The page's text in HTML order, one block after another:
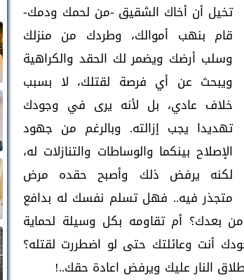
تخيل أن أخاك الشقيق -من لحمك ودمك-
قام بنهب أموالك، وطردك من منزلك
وسلب أرضك ويضمر لك الحقد والكراهية
ويبحث عن أي فرصة لقتلك، لا بسبب
خلاف عادي، بل لأنه يرى في وجودك
تهديدا يجب إزالته. وبالرغم من جهود
الإصلاح بينكما والوساطات والتنازلات له،
لكنه يرفض ذلك وأصبح حقده مرض
متجذر فيه.. فهل تسلم نفسك له بدافع
بعدك؟ أم تقاومه بكل وسيلة لحماية
أنت وعائلتك حتى لو اضطررت لقتله؟
النار عليك ويرفض اعادة حقك..!